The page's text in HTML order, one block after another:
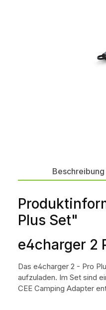
Beschreibung
Plus Set"
e4charger 2
Das e4charger 2 - Pro
aufzuladen. Im Set sind
CEE Camping Adapter